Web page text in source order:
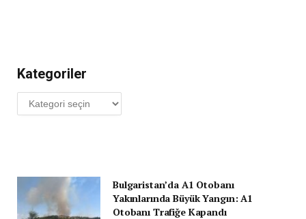
Kategoriler
Kategoriler
Bulgaristan’da A1 Otobanı
Yakınlarında Büyük Yangın: A1
Otobanı Trafiğe Kapandı